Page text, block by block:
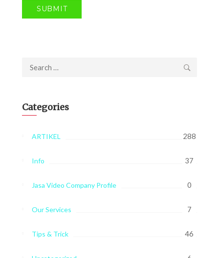
Search
Categories
ARTIKEL 288
Info 37
Jasa Video Company Profile 0
Our Services 7
Tips & Trick 46